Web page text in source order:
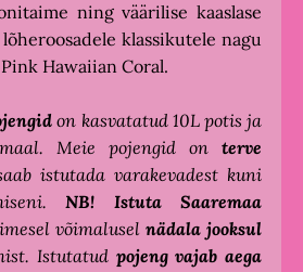
ning väärilise kaaslase
klassikutele nagu
Hawaiian Coral.
on kasvatatud 10L potis ja
Meie pojengid on terve
istutada varakevadest kuni
NB! Istuta Saaremaa
võimalusel nädala jooksul
Istutatud pojeng vajab aega